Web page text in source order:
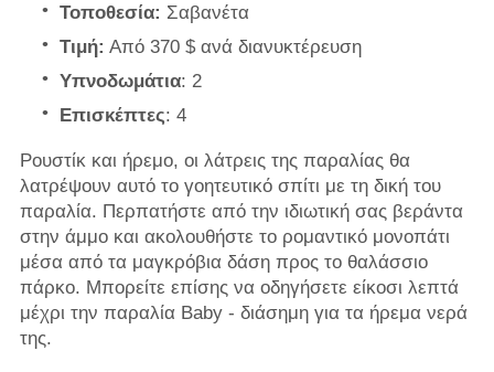
Τοποθεσία: Σαβανέτα
Τιμή: Από 370 $ ανά διανυκτέρευση
Υπνοδωμάτια: 2
Επισκέπτες: 4
Ρουστίκ και ήρεμο, οι λάτρεις της παραλίας θα
λατρέψουν αυτό το γοητευτικό σπίτι με τη δική του
παραλία. Περπατήστε από την ιδιωτική σας βεράντα
στην άμμο και ακολουθήστε το ρομαντικό μονοπάτι
μέσα από τα μαγκρόβια δάση προς το θαλάσσιο
πάρκο. Μπορείτε επίσης να οδηγήσετε είκοσι λεπτά
μέχρι την παραλία Baby - διάσημη για τα ήρεμα νερά
της.